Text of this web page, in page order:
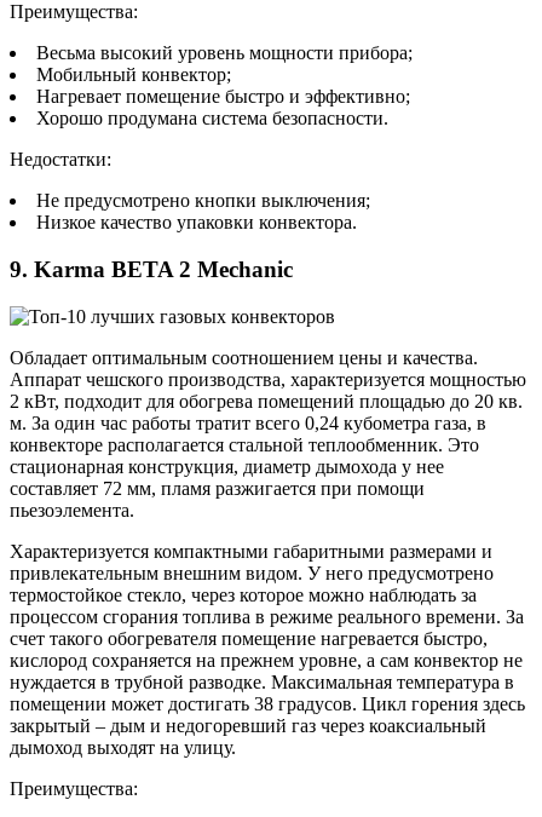
Преимущества:
Весьма высокий уровень мощности прибора;
Мобильный конвектор;
Нагревает помещение быстро и эффективно;
Хорошо продумана система безопасности.
Недостатки:
Не предусмотрено кнопки выключения;
Низкое качество упаковки конвектора.
9. Karma BETA 2 Mechanic
Обладает оптимальным соотношением цены и качества.
Аппарат чешского производства, характеризуется мощностью
2 кВт, подходит для обогрева помещений площадью до 20 кв.
м. За один час работы тратит всего 0,24 кубометра газа, в
конвекторе располагается стальной теплообменник. Это
стационарная конструкция, диаметр дымохода у нее
составляет 72 мм, пламя разжигается при помощи
пьезоэлемента.
Характеризуется компактными габаритными размерами и
привлекательным внешним видом. У него предусмотрено
термостойкое стекло, через которое можно наблюдать за
процессом сгорания топлива в режиме реального времени. За
счет такого обогревателя помещение нагревается быстро,
кислород сохраняется на прежнем уровне, а сам конвектор не
нуждается в трубной разводке. Максимальная температура в
помещении может достигать 38 градусов. Цикл горения здесь
закрытый – дым и недогоревший газ через коаксиальный
дымоход выходят на улицу.
Преимущества: